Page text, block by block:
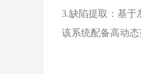
3.缺陷提取：基于
该系统配备高动